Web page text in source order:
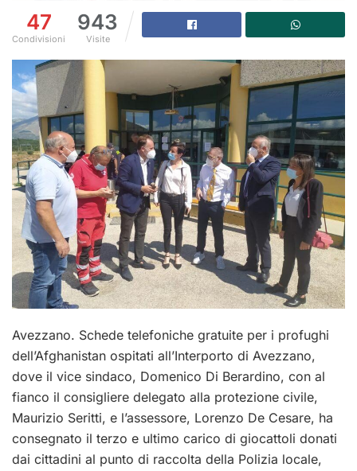
47
Condivisioni
943
Visite
Avezzano. Schede telefoniche gratuite per i profughi
dell’Afghanistan ospitati all’Interporto di Avezzano,
dove il vice sindaco, Domenico Di Berardino, con al
fianco il consigliere delegato alla protezione civile,
Maurizio Seritti, e l’assessore, Lorenzo De Cesare, ha
consegnato il terzo e ultimo carico di giocattoli donati
dai cittadini al punto di raccolta della Polizia locale,